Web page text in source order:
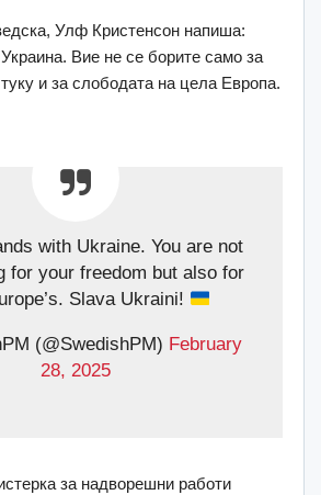
Улф Кристенсон напиша:
Вие не се борите само за
и за слободата на цела Европа.
with Ukraine. You are not
for your freedom but also for
Slava Ukraini!
(@SwedishPM) February
28, 2025
за надворешни работи